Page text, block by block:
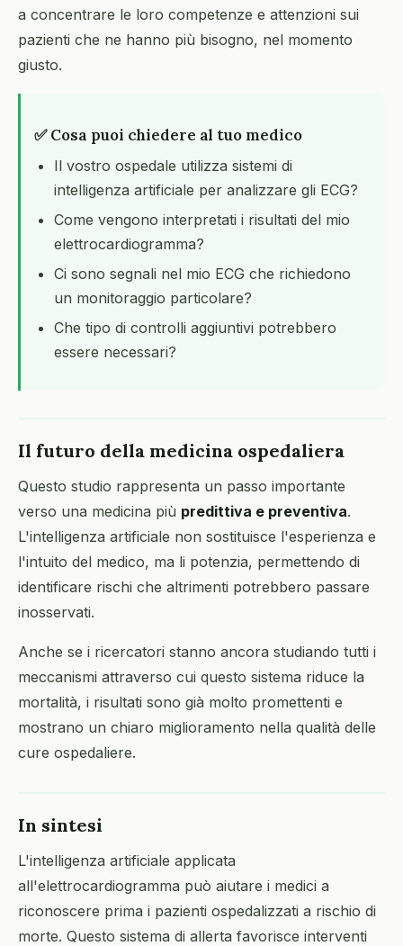
a concentrare le loro competenze e attenzioni sui
pazienti che ne hanno più bisogno, nel momento
giusto.
✅ Cosa puoi chiedere al tuo medico
Il vostro ospedale utilizza sistemi di
intelligenza artificiale per analizzare gli ECG?
Come vengono interpretati i risultati del mio
elettrocardiogramma?
Ci sono segnali nel mio ECG che richiedono
un monitoraggio particolare?
Che tipo di controlli aggiuntivi potrebbero
essere necessari?
Il futuro della medicina ospedaliera
Questo studio rappresenta un passo importante
verso una medicina più predittiva e preventiva.
L'intelligenza artificiale non sostituisce l'esperienza e
l'intuito del medico, ma li potenzia, permettendo di
identificare rischi che altrimenti potrebbero passare
inosservati.
Anche se i ricercatori stanno ancora studiando tutti i
meccanismi attraverso cui questo sistema riduce la
mortalità, i risultati sono già molto promettenti e
mostrano un chiaro miglioramento nella qualità delle
cure ospedaliere.
In sintesi
L'intelligenza artificiale applicata
all'elettrocardiogramma può aiutare i medici a
riconoscere prima i pazienti ospedalizzati a rischio di
morte. Questo sistema di allerta favorisce interventi